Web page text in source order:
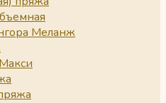
Меланж